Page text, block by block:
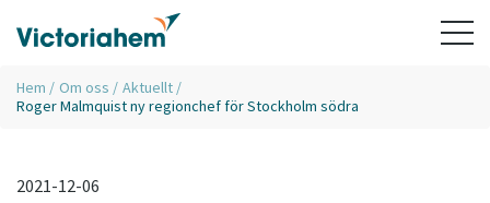
Hem / Om oss / Aktuellt /
Roger Malmquist ny regionchef för Stockholm södra
2021-12-06